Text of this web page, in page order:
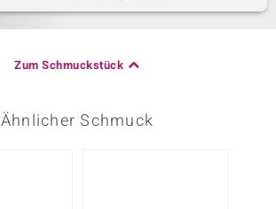
Zum Schmuckstück
Ähnlicher Schmuck